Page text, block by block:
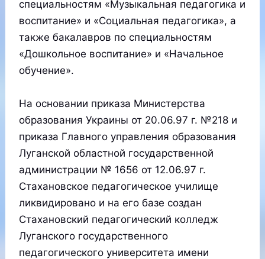
специальностям «Музыкальная педагогика и
воспитание» и «Социальная педагогика», а
также бакалавров по специальностям
«Дошкольное воспитание» и «Начальное
обучение».
На основании приказа Министерства
образования Украины от 20.06.97 г. №218 и
приказа Главного управления образования
Луганской областной государственной
администрации № 1656 от 12.06.97 г.
Стахановское педагогическое училище
ликвидировано и на его базе создан
Стахановский педагогический колледж
Луганского государственного
педагогического университета имени